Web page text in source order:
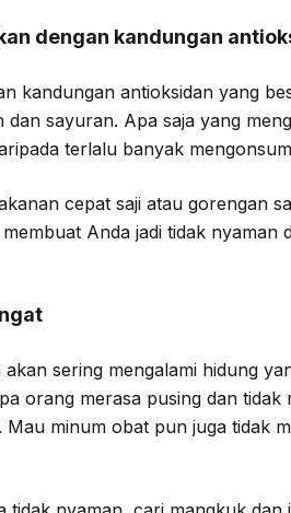
dengan kandungan
kandungan antioksidan yang
sayuran. Apa saja yang
terlalu banyak
cepat saji atau gorengan
Anda jadi tidak nyaman
sering mengalami hidung
orang merasa pusing dan tidak
Mau minum obat pun juga tidak